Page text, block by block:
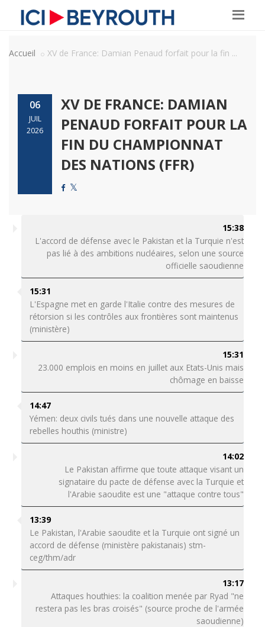
Accueil XV de France: Damian Penaud forfait pour la fin ...
06
JUIL
2026
XV DE FRANCE: DAMIAN
PENAUD FORFAIT POUR LA
FIN DU CHAMPIONNAT
DES NATIONS (FFR)
15:38
L'accord de défense avec le Pakistan et la Turquie n'est
pas lié à des ambitions nucléaires, selon une source
officielle saoudienne
15:31
L'Espagne met en garde l'Italie contre des mesures de
rétorsion si les contrôles aux frontières sont maintenus
(ministère)
15:31
23.000 emplois en moins en juillet aux Etats-Unis mais
chômage en baisse
14:47
Yémen: deux civils tués dans une nouvelle attaque des
rebelles houthis (ministre)
14:02
Le Pakistan affirme que toute attaque visant un
signataire du pacte de défense avec la Turquie et
l'Arabie saoudite est une "attaque contre tous"
13:39
Le Pakistan, l'Arabie saoudite et la Turquie ont signé un
accord de défense (ministère pakistanais) stm-
ceg/thm/adr
13:17
Attaques houthies: la coalition menée par Ryad "ne
restera pas les bras croisés" (source proche de l'armée
saoudienne)